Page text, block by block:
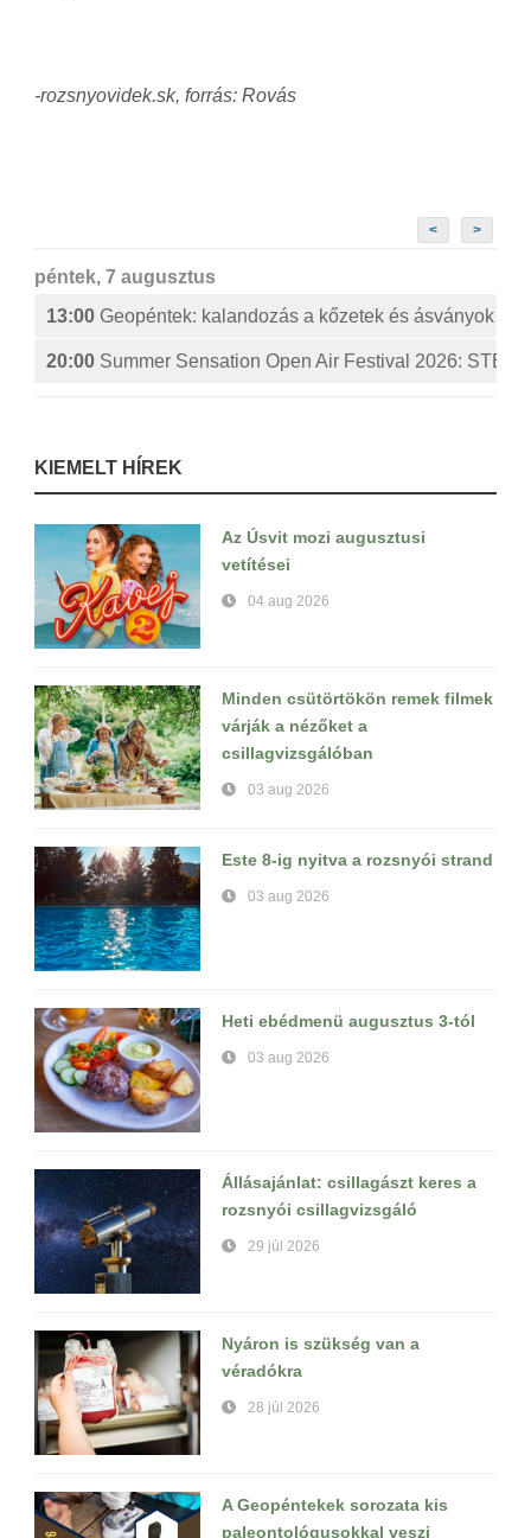
-rozsnyovidek.sk, forrás: Rovás
< >
péntek, 7 augusztus
13:00 Geopéntek: kalandozás a kőzetek és ásványok
20:00 Summer Sensation Open Air Festival 2026:
KIEMELT HÍREK
Az Úsvit mozi augusztusi
vetítései
04 aug 2026
Minden csütörtökön remek filmek
várják a nézőket a
csillagvizsgálóban
03 aug 2026
Este 8-ig nyitva a rozsnyói strand
03 aug 2026
Heti ebédmenü augusztus 3-tól
03 aug 2026
Állásajánlat: csillagászt keres a
rozsnyói csillagvizsgáló
29 júl 2026
Nyáron is szükség van a
véradókra
28 júl 2026
A Geopéntekek sorozata kis
paleontológusokkal veszi